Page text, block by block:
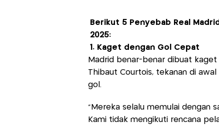
Berikut 5 Penyebab Real
2025:
1. Kaget dengan Gol Cepat
Madrid benar-benar dibuat
Thibaut Courtois, tekanan di
gol.
"Mereka selalu memulai dengan
Kami tidak mengikuti rencana